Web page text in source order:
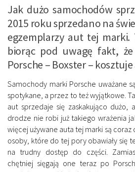
Jak dużo samochodów
2015 roku sprzedano na
egzemplarzy aut tej
biorąc pod uwagę fakt,
Porsche – Boxster – kosztuje
Samochody marki Porsche uważane
spotykane, a przez to też wyjątkowe.
aut sprzedaje się zaskakująco dużo,
drodze nie robi już takiego wrażenia
więcej używane auta tej marki są
osoby, które do tej pory obawiały się
na trudny dostęp do części.
chętniej sięgają one teraz po